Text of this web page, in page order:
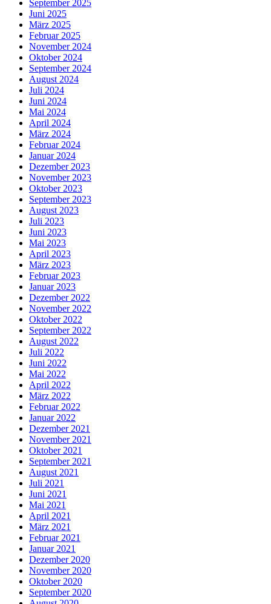
September 2025
Juni 2025
März 2025
Februar 2025
November 2024
Oktober 2024
September 2024
August 2024
Juli 2024
Juni 2024
Mai 2024
April 2024
März 2024
Februar 2024
Januar 2024
Dezember 2023
November 2023
Oktober 2023
September 2023
August 2023
Juli 2023
Juni 2023
Mai 2023
April 2023
März 2023
Februar 2023
Januar 2023
Dezember 2022
November 2022
Oktober 2022
September 2022
August 2022
Juli 2022
Juni 2022
Mai 2022
April 2022
März 2022
Februar 2022
Januar 2022
Dezember 2021
November 2021
Oktober 2021
September 2021
August 2021
Juli 2021
Juni 2021
Mai 2021
April 2021
März 2021
Februar 2021
Januar 2021
Dezember 2020
November 2020
Oktober 2020
September 2020